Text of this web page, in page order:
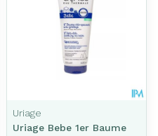
Uriage
Uriage Bebe 1er Baume